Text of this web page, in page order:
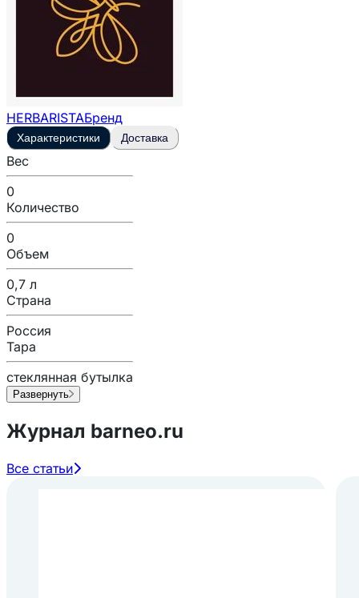
HERBARISTAБренд
Характеристики Доставка
Вес
0
Количество
0
Объем
0,7 л
Страна
Россия
Тара
стеклянная бутылка
Развернуть
Журнал barneo.ru
Все статьи